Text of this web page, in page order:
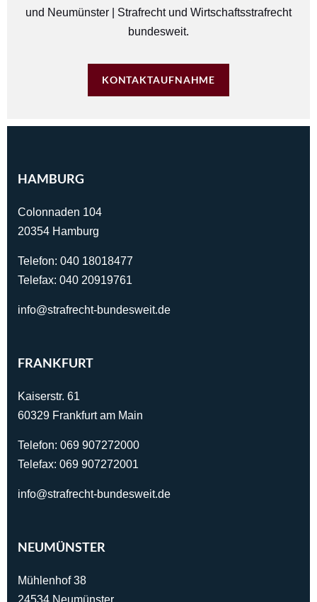
und Neumünster | Strafrecht und Wirtschaftsstrafrecht
bundesweit.
KONTAKTAUFNAHME
HAMBURG
Colonnaden 104
20354 Hamburg
Telefon: 040 18018477
Telefax: 040 20919761
info@strafrecht-bundesweit.de
FRANKFURT
Kaiserstr. 61
60329 Frankfurt am Main
Telefon: 069 907272000
Telefax: 069 907272001
info@strafrecht-bundesweit.de
NEUMÜNSTER
Mühlenhof 38
24534 Neumünster